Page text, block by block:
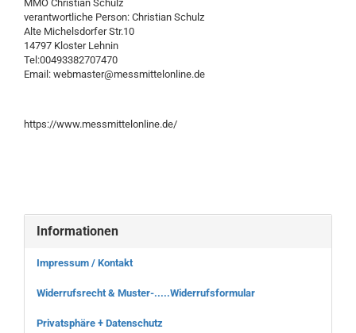
MMO Christian Schulz
verantwortliche Person: Christian Schulz
Alte Michelsdorfer Str.10
14797 Kloster Lehnin
Tel:00493382707470
Email: webmaster@messmittelonline.de
https://www.messmittelonline.de/
Informationen
Impressum / Kontakt
Widerrufsrecht & Muster-.....Widerrufsformular
Privatsphäre + Datenschutz